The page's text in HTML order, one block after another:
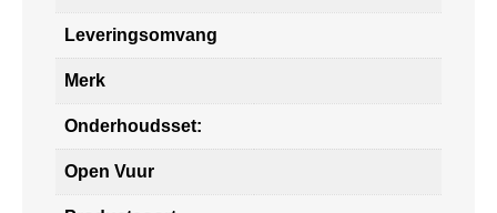
Leveringsomvang
Merk
Onderhoudsset:
Open Vuur